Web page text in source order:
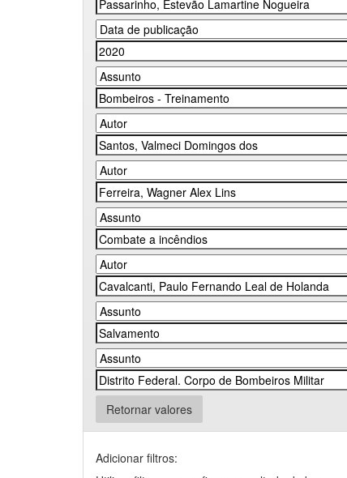
Retornar valores
Adicionar filtros: